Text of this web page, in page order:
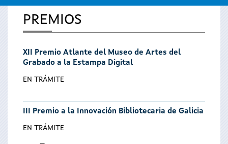
Se
encuentra
usted
aquí
PREMIOS
XII Premio Atlante del Museo de Artes del
Grabado a la Estampa Digital
EN TRÁMITE
III Premio a la Innovación Bibliotecaria de Galicia
EN TRÁMITE